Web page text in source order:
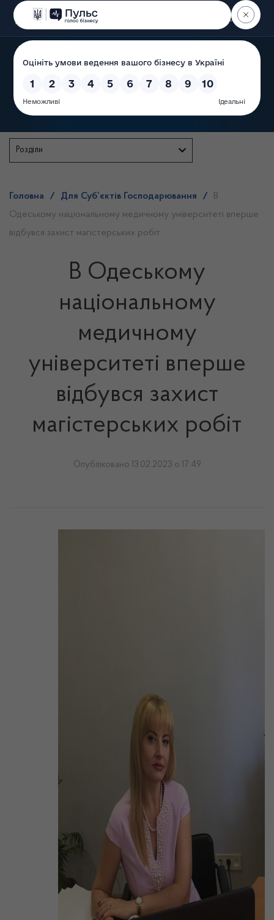
Пошук
Розділи
Головна / Для Суб’єктів Господарювання /
В
Одеському національному медичному університеті вперше
відбувся захист магістерських робіт
В Одеському
національному
медичному
університеті вперше
відбувся захист
магістерських робіт
Опубліковано 13.02.2023 о 17:49